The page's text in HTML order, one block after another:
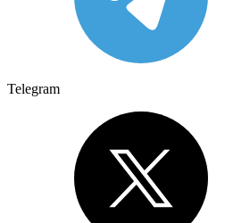
Telegram